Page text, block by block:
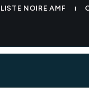
LISTE NOIRE AMF